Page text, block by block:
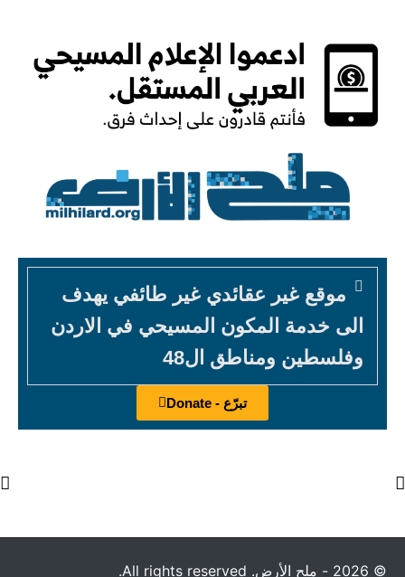
موقع غير عقائدي غير طائفي يهدف
الى خدمة المكون المسيحي في الاردن
وفلسطين ومناطق ال48
تبرّع - Donate
© 2026 - ملح الأرض. All rights reserved.